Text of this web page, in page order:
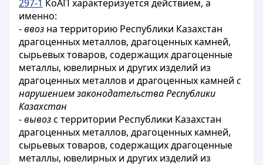
297-1 КоАП характеризуется действием, а
именно:
-ввоз на территорию Республики Казахстан
драгоценных металлов, драгоценных камней,
сырьевых товаров, содержащих драгоценные
металлы, ювелирных и других изделий из
драгоценных металлов и драгоценных камней с
нарушением законодательства Республики
Казахстан
-вывозс территории Республики Казахстан
драгоценных металлов, драгоценных камней,
сырьевых товаров, содержащих драгоценные
металлы, ювелирных и других изделий из